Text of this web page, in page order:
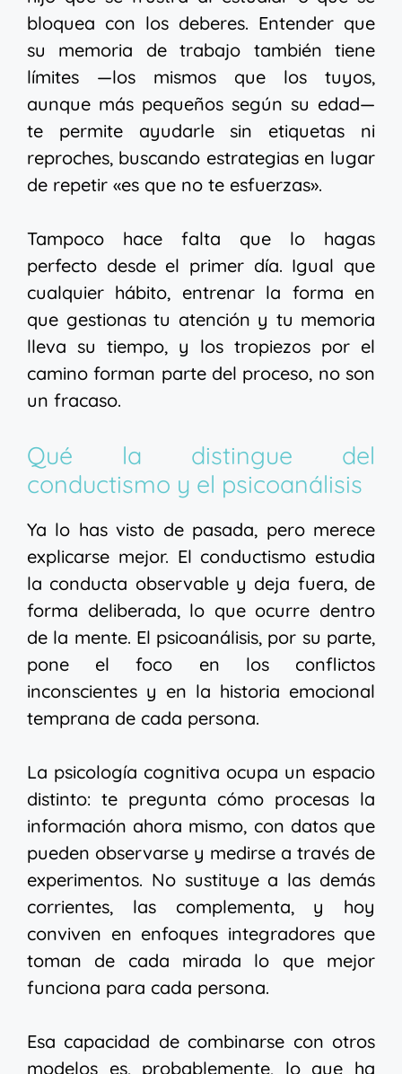
bloquea con los deberes. Entender que
su memoria de trabajo también tiene
límites —los mismos que los tuyos,
aunque más pequeños según su edad—
te permite ayudarle sin etiquetas ni
reproches, buscando estrategias en lugar
de repetir «es que no te esfuerzas».
Tampoco hace falta que lo hagas
perfecto desde el primer día. Igual que
cualquier hábito, entrenar la forma en
que gestionas tu atención y tu memoria
lleva su tiempo, y los tropiezos por el
camino forman parte del proceso, no son
un fracaso.
Qué la distingue del
conductismo y el psicoanálisis
Ya lo has visto de pasada, pero merece
explicarse mejor. El conductismo estudia
la conducta observable y deja fuera, de
forma deliberada, lo que ocurre dentro
de la mente. El psicoanálisis, por su parte,
pone el foco en los conflictos
inconscientes y en la historia emocional
temprana de cada persona.
La psicología cognitiva ocupa un espacio
distinto: te pregunta cómo procesas la
información ahora mismo, con datos que
pueden observarse y medirse a través de
experimentos. No sustituye a las demás
corrientes, las complementa, y hoy
conviven en enfoques integradores que
toman de cada mirada lo que mejor
funciona para cada persona.
Esa capacidad de combinarse con otros
modelos es, probablemente, lo que ha